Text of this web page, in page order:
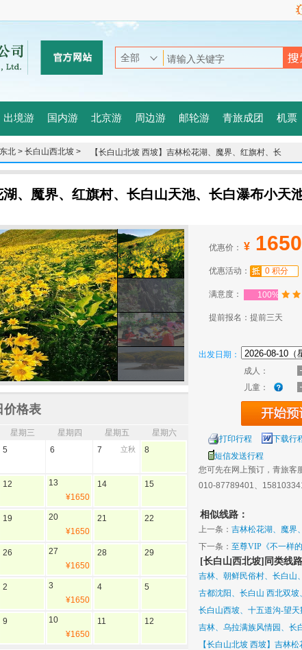
出境游 国内游 北京游 周边游 邮轮游 青旅成团 机票
东北 > 长白山西北坡 >
【长白山北坡 西坡】吉林松花湖、魔界、红旗村、长
白山天池、长白瀑布小天池、高山花园、锦江大峡谷
双卧5日
湖、魔界、红旗村、长白山天池、长白瀑布小天
价格表
星期三 星期四 星期五
星期六
5 6 7 立秋 8
12
13
¥1650
14 15
19
20
¥1650
21 22
26
27
¥1650
28 29
2
3
¥1650
4 5
9
10
¥1650
11 12
优惠价： ¥ 1650
优惠活动： 0 积分
满意度： 100%
提前报名：提前三天
出发日期：
成人：
儿童：
打印行程 下载行
短信发送行程
您可先在网上预订，青旅客
010-87789401、
相似线路：
上一条： 吉林松花湖、魔界
池、绿渊潭、地下森林、原
下一条： 至尊VIP《不一样
上海 水乡乌镇西栅.千年水乡
[长白山西北坡]同类线路
吉林、朝鲜民俗村、长白山
古都沈阳、长白山 西北双坡
长白山西坡、十五道沟-望天
吉林、乌拉满族风情园、长
【长白山北坡 西坡】吉林